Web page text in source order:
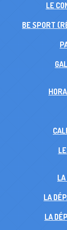
LE
BE SPORT
LA
LA